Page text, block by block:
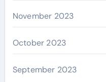
November 2023
October 2023
September 2023